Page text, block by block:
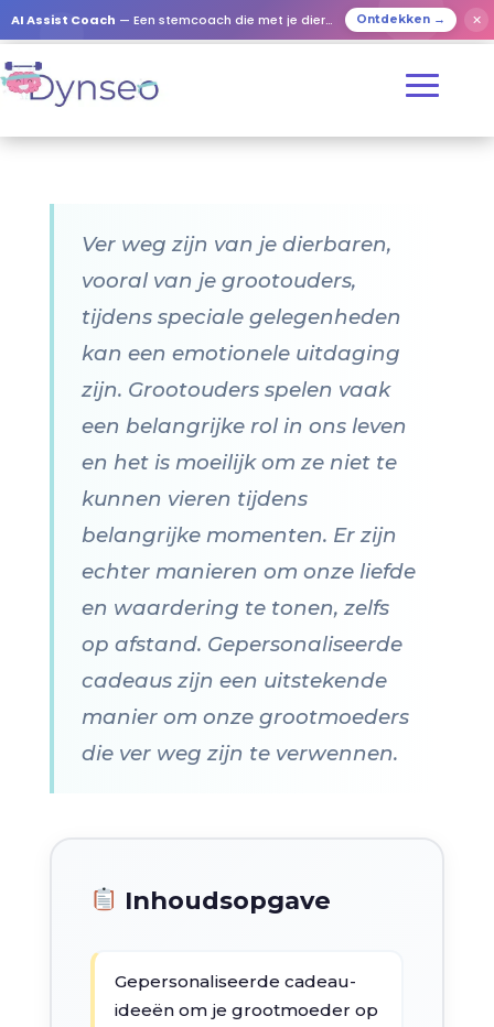
AI Assist Coach — Een stemcoach die met je dierbaren speelt Ontdekken → ✕
Ver weg zijn van je dierbaren,
vooral van je grootouders,
tijdens speciale gelegenheden
kan een emotionele uitdaging
zijn. Grootouders spelen vaak
een belangrijke rol in ons leven
en het is moeilijk om ze niet te
kunnen vieren tijdens
belangrijke momenten. Er zijn
echter manieren om onze liefde
en waardering te tonen, zelfs
op afstand. Gepersonaliseerde
cadeaus zijn een uitstekende
manier om onze grootmoeders
die ver weg zijn te verwennen.
Inhoudsopgave
Gepersonaliseerde cadeau-
ideeën om je grootmoeder op